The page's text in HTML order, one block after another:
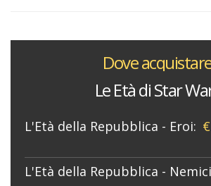
Dove
Le Età di Star
L'Età della Repubblica - Eroi:
L'Età della Repubblica -